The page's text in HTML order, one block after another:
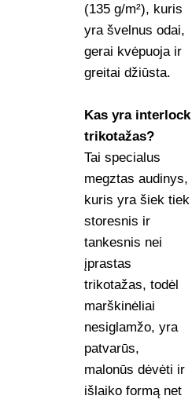
(135 g/m²), kuris
yra švelnus odai,
gerai kvėpuoja ir
greitai džiūsta.
Kas yra interlock
trikotažas?
Tai specialus
megztas audinys,
kuris yra šiek tiek
storesnis ir
tankesnis nei
įprastas
trikotažas, todėl
marškinėliai
nesiglamžo, yra
patvarūs,
malonūs dėvėti ir
išlaiko formą net